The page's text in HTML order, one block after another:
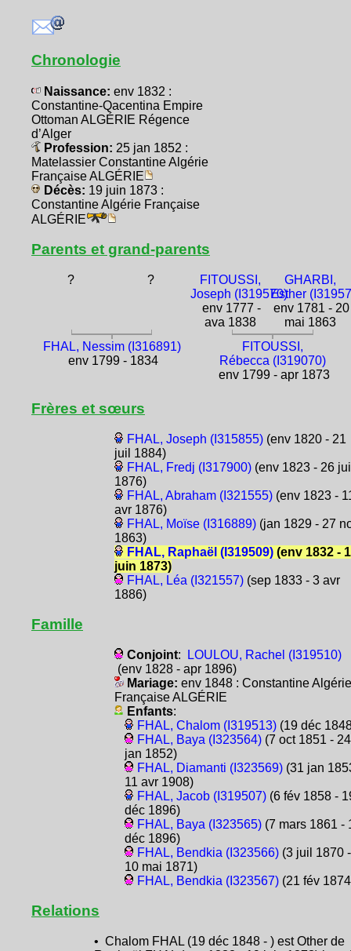
Chronologie
Naissance: env 1832 :
Constantine-Qacentina Empire
Ottoman ALGÉRIE Régence
d’Alger
Profession: 25 jan 1852 :
Matelassier Constantine Algérie
Française ALGÉRIE
Décès: 19 juin 1873 :
Constantine Algérie Française
ALGÉRIE
Parents et grand-parents
? ?
FITOUSSI,
Joseph (I319570)
env 1777 -
ava 1838
GHARBI,
Esther
env 1781 - 20
mai 1863
FHAL, Nessim (I316891)
env 1799 - 1834
FITOUSSI,
Rébecca (I319070)
env 1799 - apr 1873
Frères et sœurs
FHAL, Joseph (I315855)(env 1820 - 21
juil 1884)
FHAL, Fredj (I317900)(env 1823 - 26
1876)
FHAL, Abraham (I321555)(env 1823 -
avr 1876)
FHAL, Moïse (I316889)(jan 1829 - 27
1863)
FHAL, Raphaël (I319509)(env 1832 -
juin 1873)
FHAL, Léa (I321557)(sep 1833 - 3 avr
1886)
Famille
Conjoint:
LOULOU, Rachel (I319510)
(env 1828 - apr 1896)
Mariage: env 1848 : Constantine Algérie
Française ALGÉRIE
Enfants:
FHAL, Chalom (I319513)(19 déc
FHAL, Baya (I323564)(7 oct 1851 - 24
jan 1852)
FHAL, Diamanti (I323569)(31 jan
11 avr 1908)
FHAL, Jacob (I319507)(6 fév 1858 -
déc 1896)
FHAL, Baya (I323565)(7 mars 1861 -
déc 1896)
FHAL, Bendkia (I323566)(3 juil 1870 -
10 mai 1871)
FHAL, Bendkia (I323567)(21 fév
Relations
• Chalom FHAL (19 déc 1848 - ) est Other de